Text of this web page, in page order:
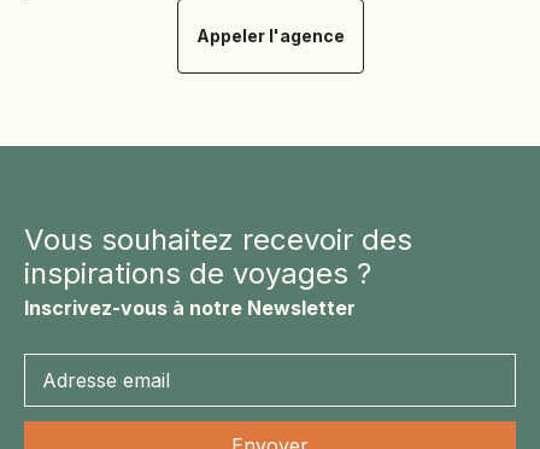
Les
extensions
Appeler l'agence
Vous souhaitez recevoir des
inspirations de voyages ?
Inscrivez-vous à notre Newsletter